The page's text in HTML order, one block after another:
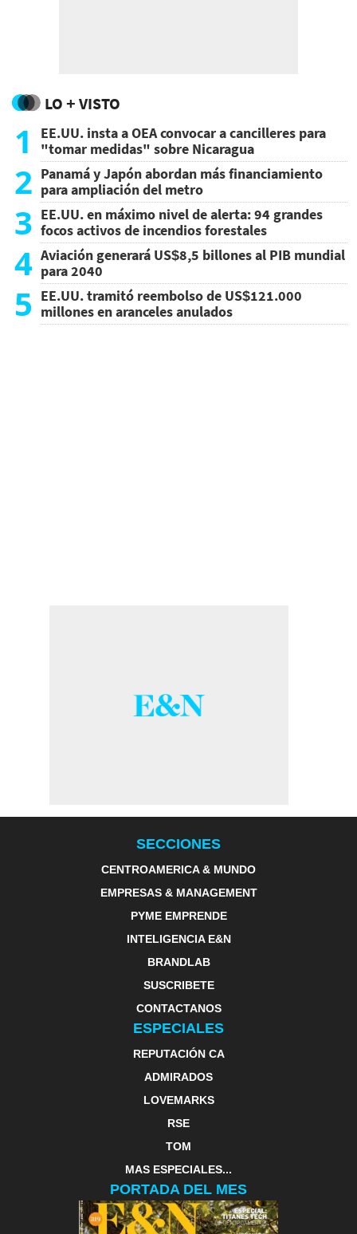
LO + VISTO
1
EE.UU. insta a OEA convocar a cancilleres para
"tomar medidas" sobre Nicaragua
2 Panamá y Japón abordan más financiamiento
para ampliación del metro
3 EE.UU. en máximo nivel de alerta: 94 grandes
focos activos de incendios forestales
4 Aviación generará US$8,5 billones al PIB mundial
para 2040
5 EE.UU. tramitó reembolso de US$121.000
millones en aranceles anulados
SECCIONES
CENTROAMERICA & MUNDO
EMPRESAS & MANAGEMENT
PYME EMPRENDE
INTELIGENCIA E&N
BRANDLAB
SUSCRIBETE
CONTACTANOS
ESPECIALES
REPUTACIÓN CA
ADMIRADOS
LOVEMARKS
RSE
TOM
MAS ESPECIALES...
PORTADA DEL MES